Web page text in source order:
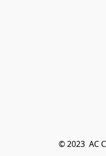
© 2023  AC